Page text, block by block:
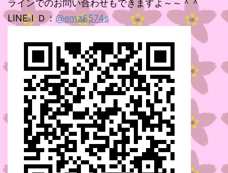
ラインでのお問い合わせもできますよ～～＾＾
LINEＩＤ：@emz5574s